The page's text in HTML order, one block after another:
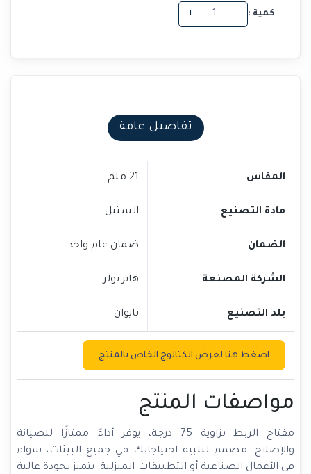
كمية : -
+
تفاصيل عامة
المقاس 21 ملم
مادة التصنيع الستيل
الضمان ضمان عام واحد
الشركة المصنعة هانز تولز
بلد التصنيع تايوان
اضغط هنا لعرض الكتالوج الخاص بالمنتج
مواصفات المنتج
مفتاح الربط بزاوية 75 درجة، يوفر أداءً ممتازًا للصيانة
والإصلاح. مصمم لتلبية احتياجاتك في جميع البيئات، سواء
في الأعمال الصناعية أو التطبيقات المنزلية. يتميز بجودة عالية